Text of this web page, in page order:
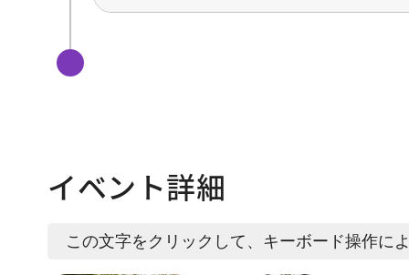
イベント詳細
この文字をクリックして、キーボード操作に